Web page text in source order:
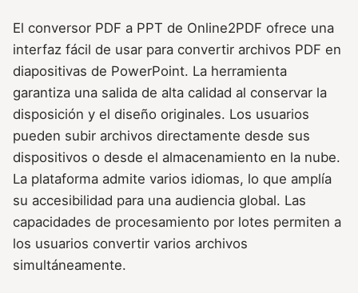
El conversor PDF a PPT de Online2PDF ofrece una
interfaz fácil de usar para convertir archivos PDF en
diapositivas de PowerPoint. La herramienta
garantiza una salida de alta calidad al conservar la
disposición y el diseño originales. Los usuarios
pueden subir archivos directamente desde sus
dispositivos o desde el almacenamiento en la nube.
La plataforma admite varios idiomas, lo que amplía
su accesibilidad para una audiencia global. Las
capacidades de procesamiento por lotes permiten a
los usuarios convertir varios archivos
simultáneamente.